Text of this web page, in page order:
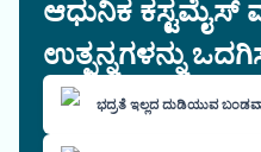
ಆಧುನಿಕ ಕಸ್ಟಮೈಸ್
ಉತ್ಪನ್ನಗಳನ್ನು
ಭದ್ರತೆ ಇಲ್ಲದ ದುಡಿಯುವ